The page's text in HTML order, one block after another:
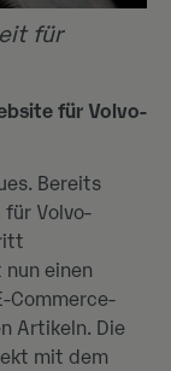
für
für Volvo-
Bereits
Volvo-
einen
Commerce-
Artikeln. Die
mit dem